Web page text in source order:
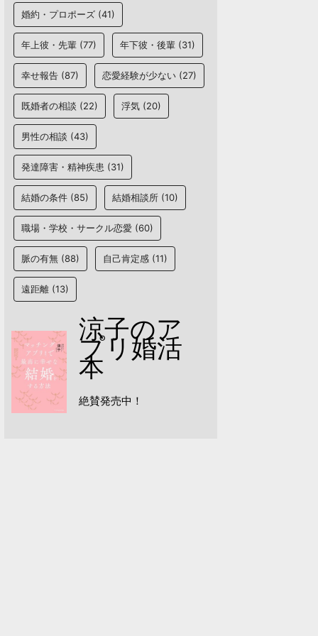
婚約・プロポーズ (41)
年上彼・先輩 (77) 年下彼・後輩 (31)
幸せ報告 (87) 恋愛経験が少ない (27)
既婚者の相談 (22) 浮気 (20)
男性の相談 (43)
発達障害・精神疾患 (31)
結婚の条件 (85) 結婚相談所 (10)
職場・学校・サークル恋愛 (60)
脈の有無 (88) 自己肯定感 (11)
遠距離 (13)
涼子のア
プリ婚活
本
絶賛発売中！